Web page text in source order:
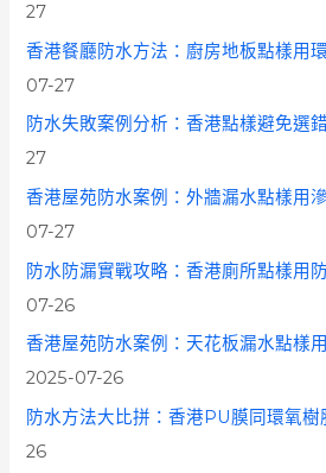
27
香港餐廳防水方法：廚房地板點樣用
07-27
防水失敗案例分析：香港點樣避免選
27
香港屋苑防水案例：外牆漏水點樣用
07-27
防水防漏實戰攻略：香港廁所點樣用
07-26
香港屋苑防水案例：天花板漏水點樣
2025-07-26
防水方法大比拼：香港PU膜同環氧樹
26